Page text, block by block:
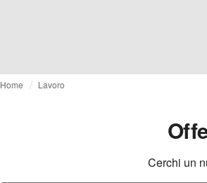
Home Lavoro
Cerchi un